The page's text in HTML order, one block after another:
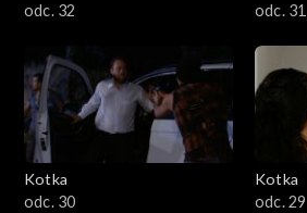
odc. 32
odc. 31
Kotka
odc. 30
Kotka
odc. 29